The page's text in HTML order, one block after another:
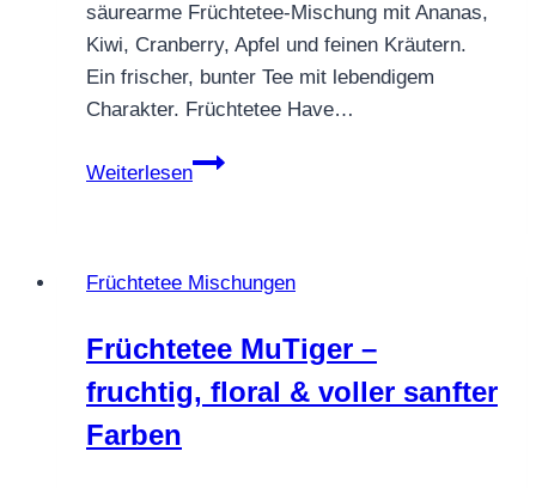
säurearme Früchtetee-Mischung mit Ananas,
Kiwi, Cranberry, Apfel und feinen Kräutern.
Ein frischer, bunter Tee mit lebendigem
Charakter. Früchtetee Have…
Weiterlesen
Früchtetee
fruchtig,
&
lebendig
Früchtetee Mischungen
Früchtetee MuTiger –
fruchtig, floral & voller sanfter
Farben